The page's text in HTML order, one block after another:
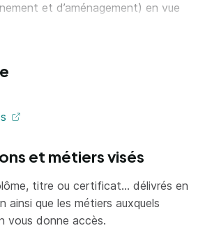
et d’aménagement) en vue
méthode adaptée à la nature de
échelles spatiales à convoquer
de façon méthodique et organisée
une bibliographie pertinente
documents de diverses natures
et métiers visés
titre ou certificat... délivrés en
ainsi que les métiers auxquels
vous donne accès.